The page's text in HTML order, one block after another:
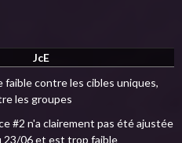
JcE
contre les cibles uniques,
les groupes
#2 n'a clairement pas été ajustée
23/06 et est trop faible